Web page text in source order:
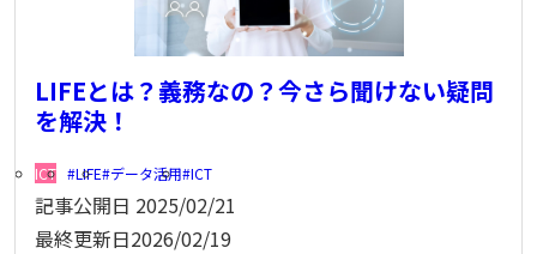
LIFEとは？義務なの？今さら聞けない疑問
を解決！
ICT LIFE データ活用 ICT
記事公開日 2025/02/21
最終更新日2026/02/19